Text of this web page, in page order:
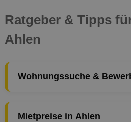
Ratgeber & Tipps
Ahlen
Wohnungssuche &
Mietpreise in Ahlen